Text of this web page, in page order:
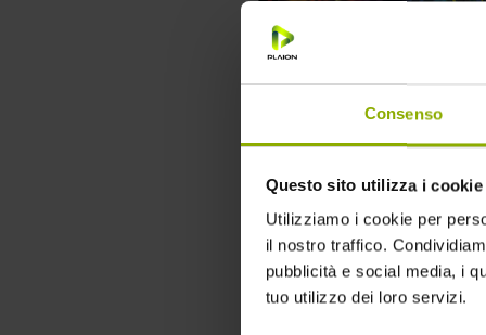
Consenso
Questo sito utilizza i cookie
Utilizziamo i cookie per
il nostro traffico.
pubblicità e social media, i
tuo utilizzo dei loro servizi.